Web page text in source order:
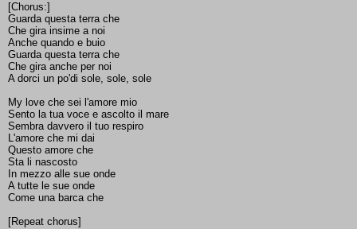
[Chorus:]
Guarda questa terra che
Che gira insime a noi
Anche quando e buio
Guarda questa terra che
Che gira anche per noi
A dorci un po'di sole, sole, sole
My love che sei l'amore mio
Sento la tua voce e ascolto il mare
Sembra davvero il tuo respiro
L'amore che mi dai
Questo amore che
Sta li nascosto
In mezzo alle sue onde
A tutte le sue onde
Come una barca che
[Repeat chorus]